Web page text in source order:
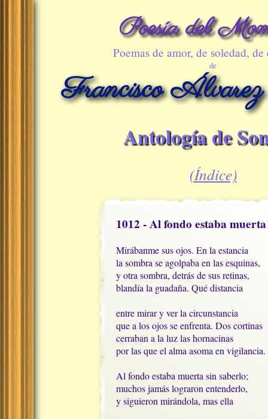
Poesía del
Poemas de amor, de soledad, de
de
Francisco
Antología de
(Índice)
1012 - Al fondo estaba muerta
Mirábanme sus ojos. En la estancia
la sombra se agolpaba en las esquinas,
y otra sombra, detrás de sus retinas,
blandía la guadaña. Qué distancia
entre mirar y ver la circunstancia
que a los ojos se enfrenta. Dos cortinas
cerraban a la luz las hornacinas
por las que el alma asoma en vigilancia.
Al fondo estaba muerta sin saberlo;
muchos jamás lograron entenderlo,
y siguieron mirándola, mas ella